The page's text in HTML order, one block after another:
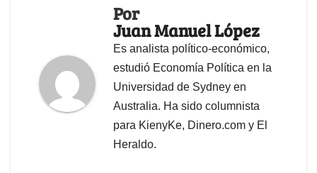
Por
Juan Manuel López
Es analista político-económico,
estudió Economía Política en la
Universidad de Sydney en
Australia. Ha sido columnista
para KienyKe, Dinero.com y El
Heraldo.